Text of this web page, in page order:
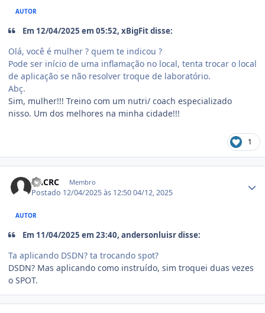
AUTOR
Em 12/04/2025 em 05:52, xBigFit disse:
Olá, você é mulher ? quem te indicou ?
Pode ser início de uma inflamação no local, tenta trocar o local
de aplicação se não resolver troque de laboratório.
Abç.
Sim, mulher!!! Treino com um nutri/ coach especializado
nisso. Um dos melhores na minha cidade!!!
1
AACRC Membro
Postado 12/04/2025 às 12:5004/12, 2025
AUTOR
Em 11/04/2025 em 23:40, andersonluisr disse:
Ta aplicando DSDN? ta trocando spot?
DSDN? Mas aplicando como instruído, sim troquei duas vezes
o SPOT.